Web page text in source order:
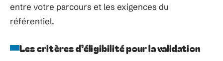
entre votre parcours et les exigences du
référentiel.
Les critères d’éligibilité pour la validation